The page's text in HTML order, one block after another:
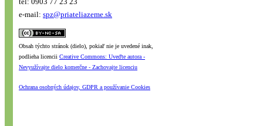
e-mail: spz@priateliazeme.sk
Obsah týchto stránok (dielo), pokiaľ nie je uvedené inak,
podlieha licencii Creative Commons: Uveďte autora -
Nevyužívajte dielo komerčne - Zachovajte licenciu
Ochrana osobných údajov, GDPR a používanie Cookies